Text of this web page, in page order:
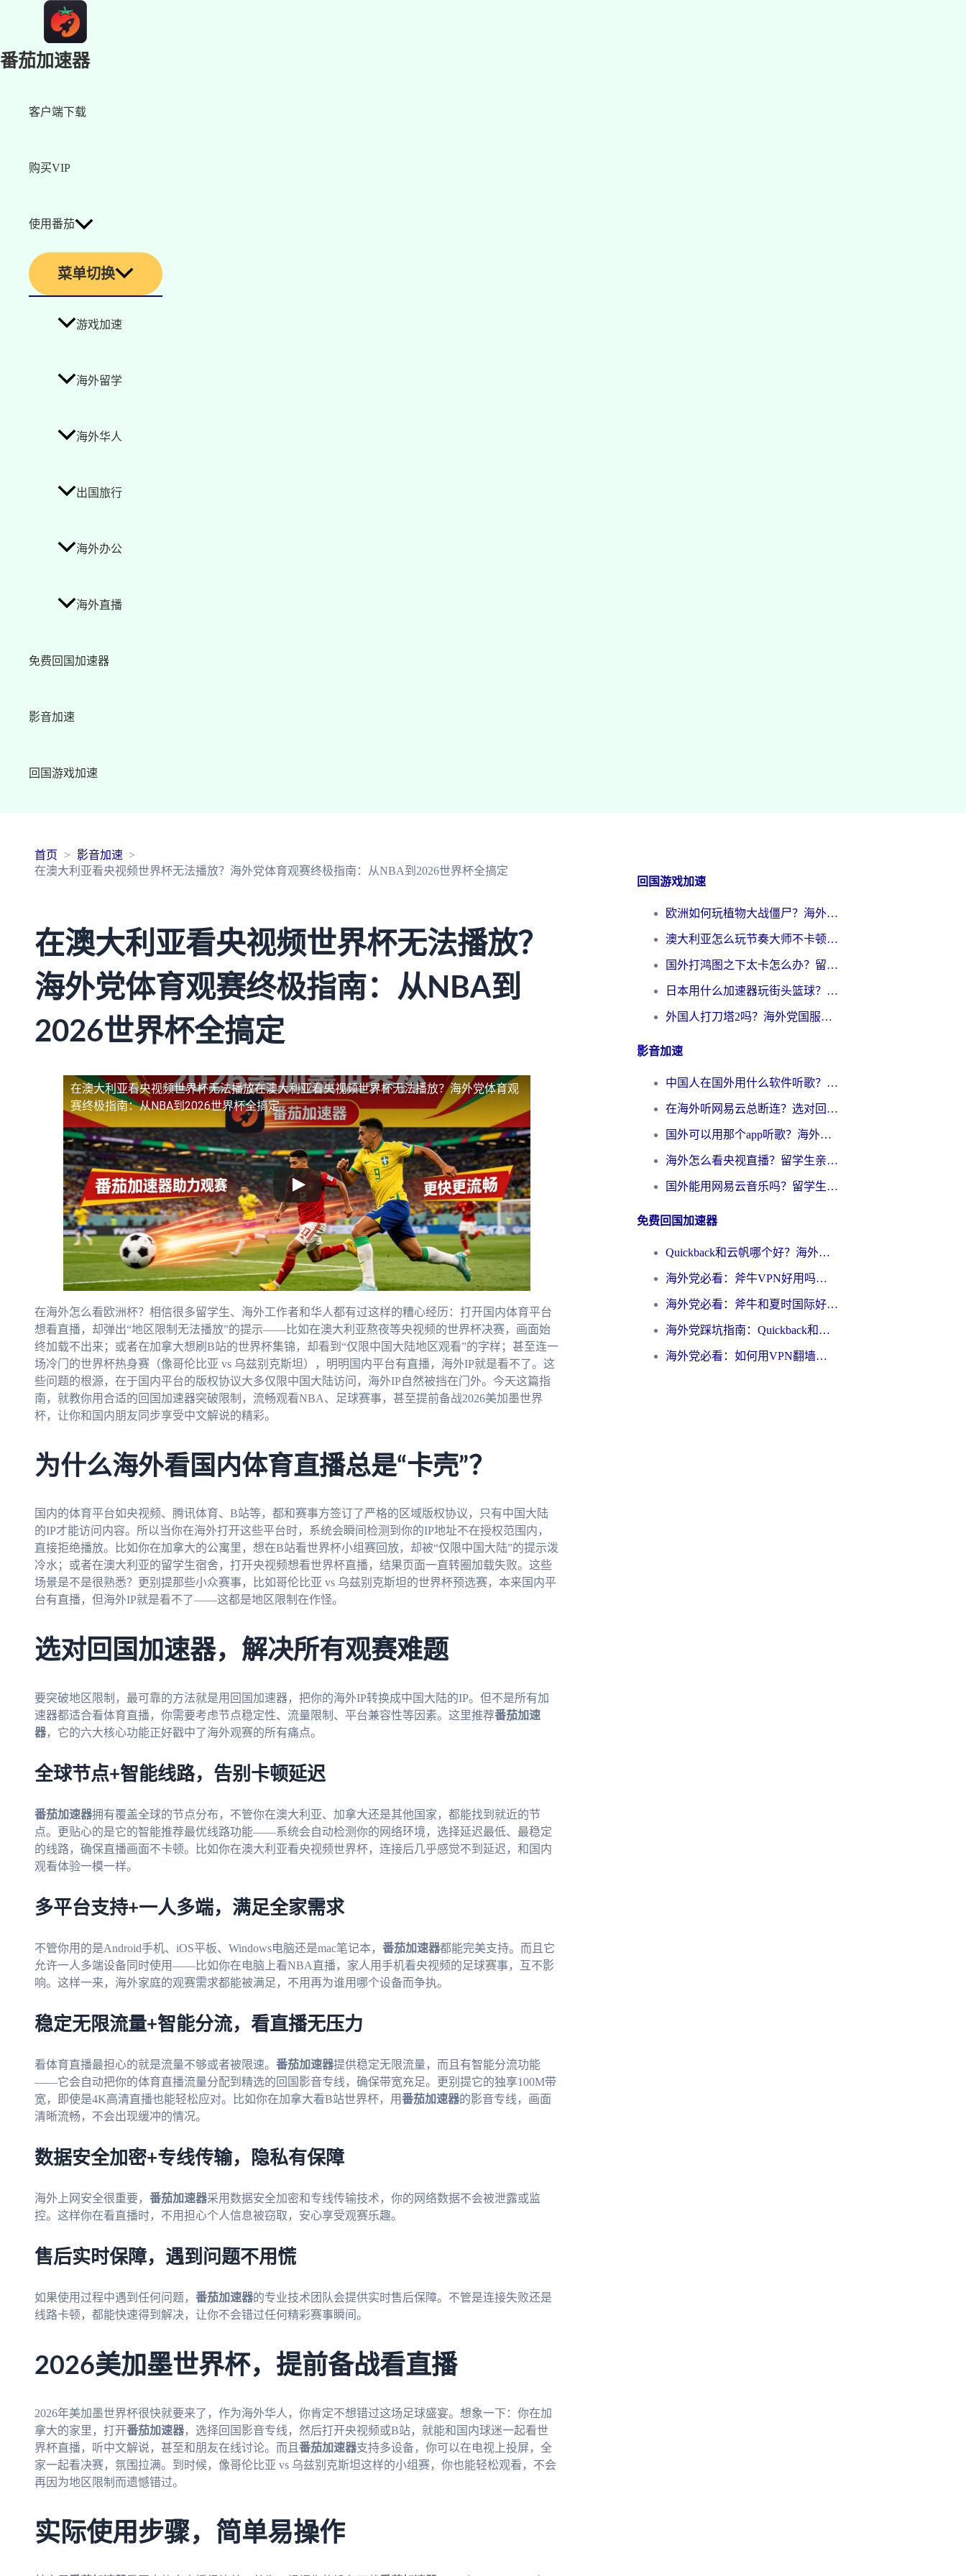
番茄加速器
客户端下载
购买VIP
使用番茄
菜单切换
游戏加速
海外留学
海外华人
出国旅行
海外办公
海外直播
免费回国加速器
影音加速
回国游戏加速
首页
影音加速
在澳大利亚看央视频世界杯无法播放？海外党体育观赛终极指南：从NBA到2026世界杯全搞定
在澳大利亚看央视频世界杯无法播放？
海外党体育观赛终极指南：从NBA到
2026世界杯全搞定
在澳大利亚看央视频世界杯无法播放在澳大利亚看央视频世界杯无法播放？海外党体育观
赛终极指南：从NBA到2026世界杯全搞定
在海外怎么看欧洲杯？相信很多留学生、海外工作者和华人都有过这样的糟心经历：打开国内体育平台
想看直播，却弹出“地区限制无法播放”的提示——比如在澳大利亚熬夜等央视频的世界杯决赛，画面始
终加载不出来；或者在加拿大想刷B站的世界杯集锦，却看到“仅限中国大陆地区观看”的字样；甚至连一
场冷门的世界杯热身赛（像哥伦比亚 vs 乌兹别克斯坦），明明国内平台有直播，海外IP就是看不了。这
些问题的根源，在于国内平台的版权协议大多仅限中国大陆访问，海外IP自然被挡在门外。今天这篇指
南，就教你用合适的回国加速器突破限制，流畅观看NBA、足球赛事，甚至提前备战2026美加墨世界
杯，让你和国内朋友同步享受中文解说的精彩。
为什么海外看国内体育直播总是“卡壳”？
国内的体育平台如央视频、腾讯体育、B站等，都和赛事方签订了严格的区域版权协议，只有中国大陆
的IP才能访问内容。所以当你在海外打开这些平台时，系统会瞬间检测到你的IP地址不在授权范围内，
直接拒绝播放。比如你在加拿大的公寓里，想在B站看世界杯小组赛回放，却被“仅限中国大陆”的提示泼
冷水；或者在澳大利亚的留学生宿舍，打开央视频想看世界杯直播，结果页面一直转圈加载失败。这些
场景是不是很熟悉？更别提那些小众赛事，比如哥伦比亚 vs 乌兹别克斯坦的世界杯预选赛，本来国内平
台有直播，但海外IP就是看不了——这都是地区限制在作怪。
选对回国加速器，解决所有观赛难题
要突破地区限制，最可靠的方法就是用回国加速器，把你的海外IP转换成中国大陆的IP。但不是所有加
速器都适合看体育直播，你需要考虑节点稳定性、流量限制、平台兼容性等因素。这里推荐番茄加速
器，它的六大核心功能正好戳中了海外观赛的所有痛点。
全球节点+智能线路，告别卡顿延迟
番茄加速器拥有覆盖全球的节点分布，不管你在澳大利亚、加拿大还是其他国家，都能找到就近的节
点。更贴心的是它的智能推荐最优线路功能——系统会自动检测你的网络环境，选择延迟最低、最稳定
的线路，确保直播画面不卡顿。比如你在澳大利亚看央视频世界杯，连接后几乎感觉不到延迟，和国内
观看体验一模一样。
多平台支持+一人多端，满足全家需求
不管你用的是Android手机、iOS平板、Windows电脑还是mac笔记本， 番茄加速器都能完美支持。而且它
允许一人多端设备同时使用——比如你在电脑上看NBA直播，家人用手机看央视频的足球赛事，互不影
响。这样一来，海外家庭的观赛需求都能被满足，不用再为谁用哪个设备而争执。
稳定无限流量+智能分流，看直播无压力
看体育直播最担心的就是流量不够或者被限速。 番茄加速器提供稳定无限流量，而且有智能分流功能
——它会自动把你的体育直播流量分配到精选的回国影音专线，确保带宽充足。更别提它的独享100M带
宽，即使是4K高清直播也能轻松应对。比如你在加拿大看B站世界杯，用番茄加速器的影音专线，画面
清晰流畅，不会出现缓冲的情况。
数据安全加密+专线传输，隐私有保障
海外上网安全很重要， 番茄加速器采用数据安全加密和专线传输技术，你的网络数据不会被泄露或监
控。这样你在看直播时，不用担心个人信息被窃取，安心享受观赛乐趣。
售后实时保障，遇到问题不用慌
如果使用过程中遇到任何问题， 番茄加速器的专业技术团队会提供实时售后保障。不管是连接失败还是
线路卡顿，都能快速得到解决，让你不会错过任何精彩赛事瞬间。
2026美加墨世界杯，提前备战看直播
2026年美加墨世界杯很快就要来了，作为海外华人，你肯定不想错过这场足球盛宴。想象一下：你在加
拿大的家里，打开番茄加速器，选择回国影音专线，然后打开央视频或B站，就能和国内球迷一起看世
界杯直播，听中文解说，甚至和朋友在线讨论。而且 番茄加速器支持多设备，你可以在电视上投屏，全
家一起看决赛，氛围拉满。到时候，像哥伦比亚 vs 乌兹别克斯坦这样的小组赛，你也能轻松观看，不会
再因为地区限制而遗憾错过。
实际使用步骤，简单易操作
回国游戏加速
欧洲如何玩植物大战僵尸？海外党国服游戏加速避坑指南（附实测对比）
澳大利亚怎么玩节奏大师不卡顿？海外党国服游戏加速终极指南
国外打鸿图之下太卡怎么办？留学生亲测有效的国服游戏加速方案
日本用什么加速器玩街头篮球？海外党国服游戏不卡顿的终极攻略
外国人打刀塔2吗？海外党国服游戏加速避坑全攻略
影音加速
中国人在国外用什么软件听歌？别再被地域限制卡脖子，这篇教你轻松解锁国内音乐库
在海外听网易云总断连？选对回国加速器，告别地区限制和卡顿
国外可以用那个app听歌？海外党亲测有效的回国加速方案，轻松听国内音乐听书
海外怎么看央视直播？留学生亲测：3步解决版权限制+追剧自由
国外能用网易云音乐吗？留学生亲测：3步解决海外听歌难题
免费回国加速器
Quickback和云帆哪个好？海外党2026亲测指南：选对加速器大陆工具，无缝刷国内剧玩国服
海外党必看：斧牛VPN好用吗？和GoLinkVPN对比哪个回国效果更好？
海外党必看：斧牛和夏时国际好用吗？3步选对回国加速器，无缝刷国内资源
海外党踩坑指南：Quickback和归雁好用吗？选对加速器才能无缝刷国内资源
海外党必看：如何用VPN翻墙到大陆PTT？一篇解决你所有回国加速痛点